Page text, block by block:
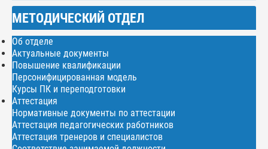
МЕТОДИЧЕСКИЙ ОТДЕЛ
Об отделе
Актуальные документы
Повышение квалификации
Персонифицированная модель
Курсы ПК и переподготовки
Аттестация
Нормативные документы по аттестации
Аттестация педагогических работников
Аттестация тренеров и специалистов